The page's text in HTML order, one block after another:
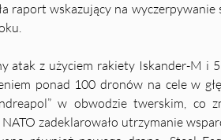
raport wskazujący na
atak z użyciem rakiety Iskander-M
ponad 100 dronów na cele w
w obwodzie twerskim, co
zadeklarowało utrzymanie